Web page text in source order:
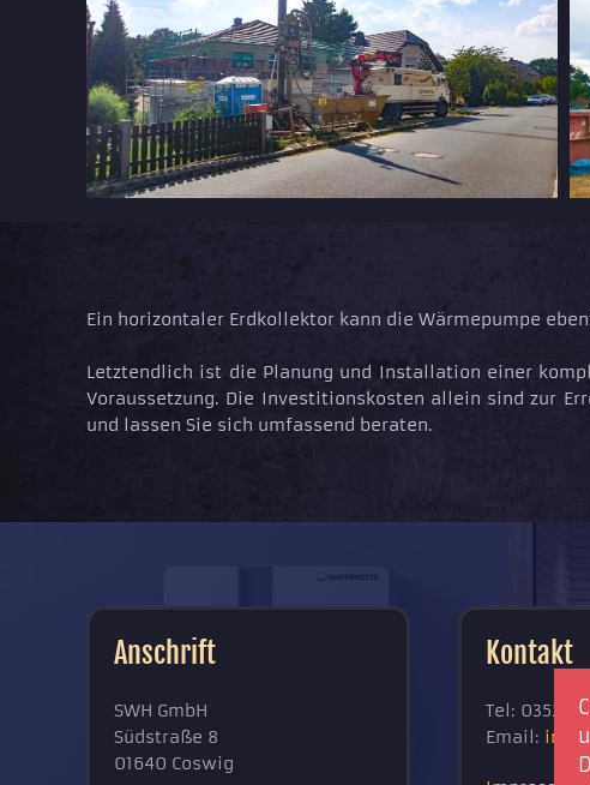
Platzbedarf für eine Erdwärmebohrung an
einem EFH
Ein horizontaler Erdkollektor kann die Wärmepumpe
Letztendlich ist die Planung und Installation einer
Voraussetzung. Die Investitionskosten allein sind zur
und lassen Sie sich umfassend beraten.
Anschrift
SWH GmbH
Südstraße 8
01640 Coswig
Kontakt
Tel: 03523 -
Email: